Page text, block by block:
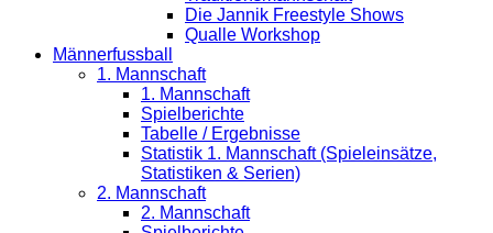
Die Jannik Freestyle Shows
Qualle Workshop
Männerfussball
1. Mannschaft
1. Mannschaft
Spielberichte
Tabelle / Ergebnisse
Statistik 1. Mannschaft (Spieleinsätze,
Statistiken & Serien)
2. Mannschaft
2. Mannschaft